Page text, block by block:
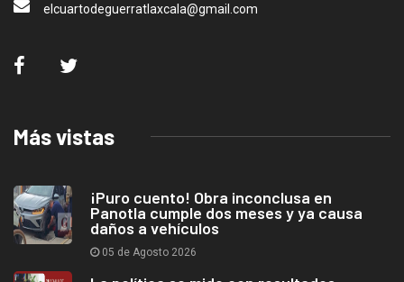
elcuartodeguerratlaxcala@gmail.com
Más vistas
¡Puro cuento! Obra inconclusa en
Panotla cumple dos meses y ya causa
daños a vehículos
05 de Agosto 2026